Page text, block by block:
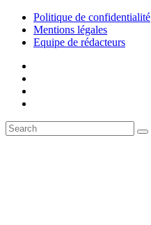
Politique de confidentialité
Mentions légales
Equipe de rédacteurs